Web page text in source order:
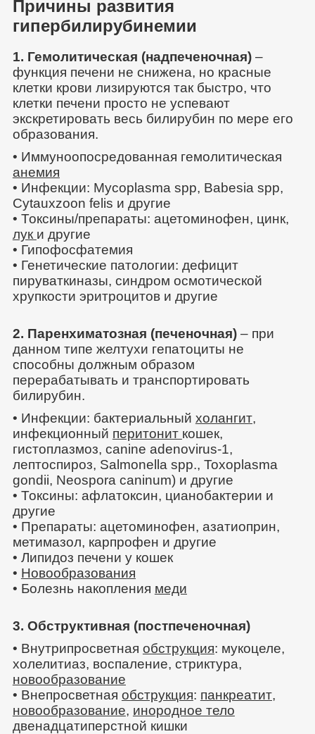
Причины развития
гипербилирубинемии
1. Гемолитическая (надпеченочная)–
функция печени не снижена, но красные
клетки крови лизируются так быстро, что
клетки печени просто не успевают
экскретировать весь билирубин по мере его
образования.
• Иммуноопосредованная гемолитическая
анемия
• Инфекции: Mycoplasma spp, Babesia spp,
Cytauxzoon felis и другие
• Токсины/препараты: ацетоминофен, цинк,
лук и другие
• Гипофосфатемия
• Генетические патологии: дефицит
пируваткиназы, синдром осмотической
хрупкости эритроцитов и другие
2. Паренхиматозная (печеночная)– при
данном типе желтухи гепатоциты не
способны должным образом
перерабатывать и транспортировать
билирубин.
• Инфекции: бактериальный холангит,
инфекционный перитонит кошек,
гистоплазмоз, canine adenovirus-1,
лептоспироз, Salmonella spp., Toxoplasma
gondii, Neospora caninum) и другие
• Токсины: афлатоксин, цианобактерии и
другие
• Препараты: ацетоминофен, азатиоприн,
метимазол, карпрофен и другие
• Липидоз печени у кошек
• Новообразования
• Болезнь накопления меди
3. Обструктивная (постпеченочная)
• Внутрипросветная обструкция: мукоцеле,
холелитиаз, воспаление, стриктура,
новообразование
• Внепросветная обструкция: панкреатит,
новообразование, инородное тело
двенадцатиперстной кишки